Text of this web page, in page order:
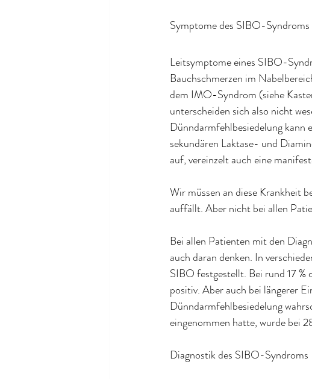
Symptome des SIBO-Syndroms
Leitsymptome eines SIBO-
Bauchschmerzen im
dem IMO-Syndrom (siehe
unterscheiden sich also nicht
Dünndarmfehlbesiedelung kann
sekundären Laktase- und
auf, vereinzelt auch eine
Wir müssen an diese Krankheit
auffällt. Aber nicht bei allen
Bei allen Patienten mit den
auch daran denken. In
SIBO festgestellt. Bei rund 17
positiv. Aber auch bei längerer
Dünndarmfehlbesiedelung
eingenommen hatte, wurde bei
Diagnostik des SIBO-Syndroms